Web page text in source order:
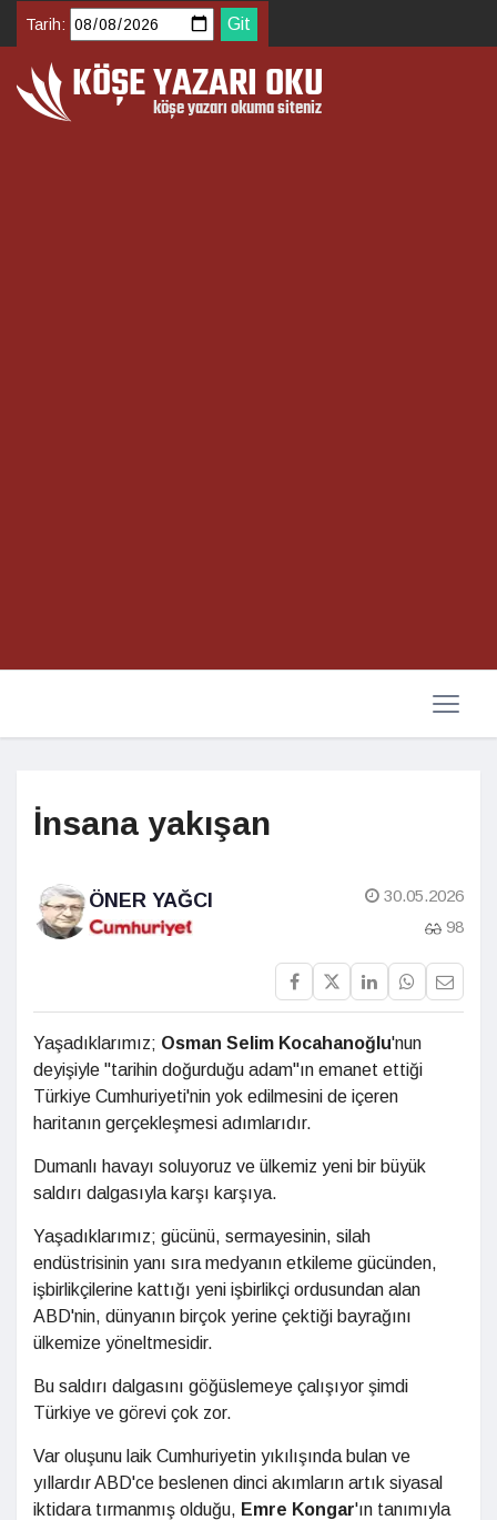
Tarih:
İnsana yakışan
ÖNER YAĞCI
30.05.2026
98
Yaşadıklarımız; Osman Selim Kocahanoğlu'nun
deyişiyle "tarihin doğurduğu adam"ın emanet ettiği
Türkiye Cumhuriyeti'nin yok edilmesini de içeren
haritanın gerçekleşmesi adımlarıdır.
Dumanlı havayı soluyoruz ve ülkemiz yeni bir büyük
saldırı dalgasıyla karşı karşıya.
Yaşadıklarımız; gücünü, sermayesinin, silah
endüstrisinin yanı sıra medyanın etkileme gücünden,
işbirlikçilerine kattığı yeni işbirlikçi ordusundan alan
ABD'nin, dünyanın birçok yerine çektiği bayrağını
ülkemize yöneltmesidir.
Bu saldırı dalgasını göğüslemeye çalışıyor şimdi
Türkiye ve görevi çok zor.
Var oluşunu laik Cumhuriyetin yıkılışında bulan ve
yıllardır ABD'ce beslenen dinci akımların artık siyasal
iktidara tırmanmış olduğu, Emre Kongar'ın tanımıyla